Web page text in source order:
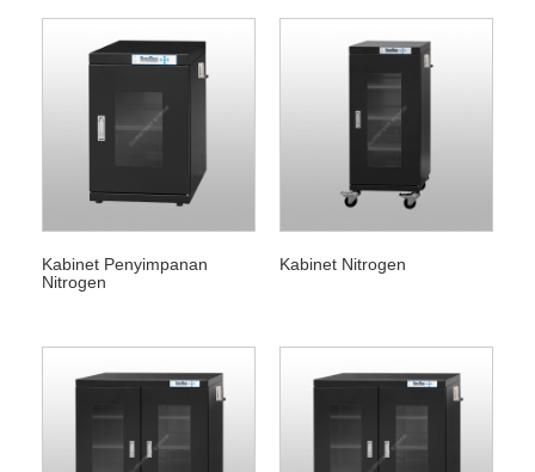
Kabinet Penyimpanan
Nitrogen
Kabinet Nitrogen